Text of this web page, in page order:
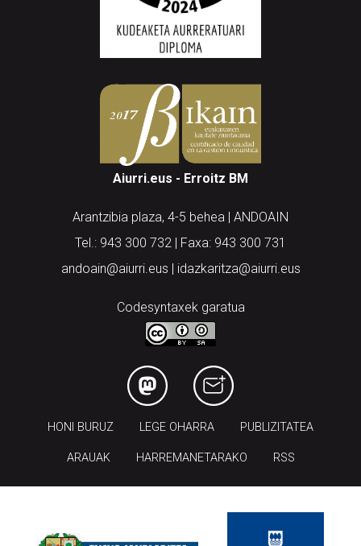
Aiurri.eus - Erroitz BM
Arantzibia plaza, 4-5 behea | ANDOAIN
Tel.: 943 300 732 | Faxa: 943 300 731
andoain@aiurri.eus | idazkaritza@aiurri.eus
Codesyntaxek garatua
HONI BURUZ LEGE OHARRA PUBLIZITATEA
ARAUAK HARREMANETARAKO RSS